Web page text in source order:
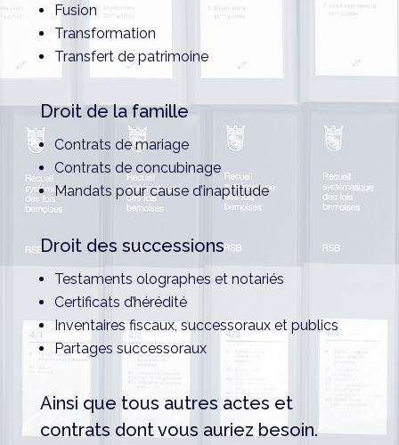
Fusion
Transformation
Transfert de patrimoine
Droit de la famille
Contrats de mariage
Contrats de concubinage
Mandats pour cause d’inaptitude
Droit des successions
Testaments olographes et notariés
Certificats d’hérédité
Inventaires fiscaux, successoraux et publics
Partages successoraux
Ainsi que tous autres actes et
contrats dont vous auriez besoin.